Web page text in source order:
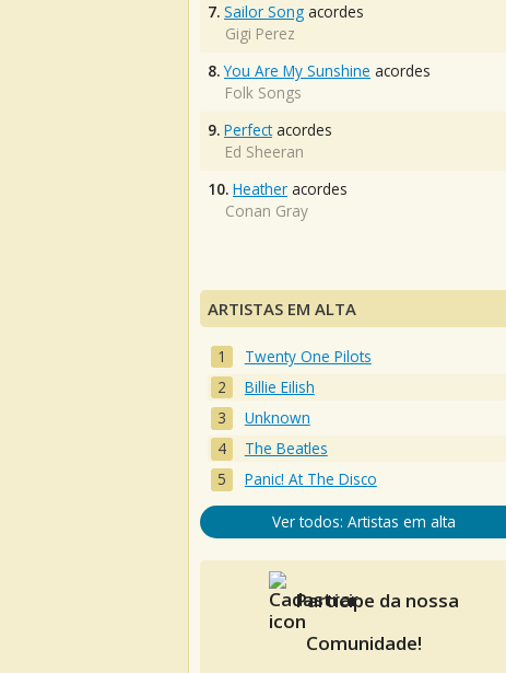
7. Sailor Song acordes
Gigi Perez
8. You Are My Sunshine acordes
Folk Songs
9. Perfectacordes
Ed Sheeran
10. Heather acordes
Conan Gray
ARTISTAS EM ALTA
Twenty One Pilots
Billie Eilish
Unknown
The Beatles
Panic! At The Disco
Ver todos: Artistas em alta
Participe da nossa
Comunidade!